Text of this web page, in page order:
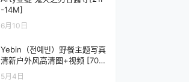
-14M]
6月10日
Yebin（전예빈）野餐主题写真
清新户外风高清图+视频 [70P
+1V／1.79GB]
5月4日